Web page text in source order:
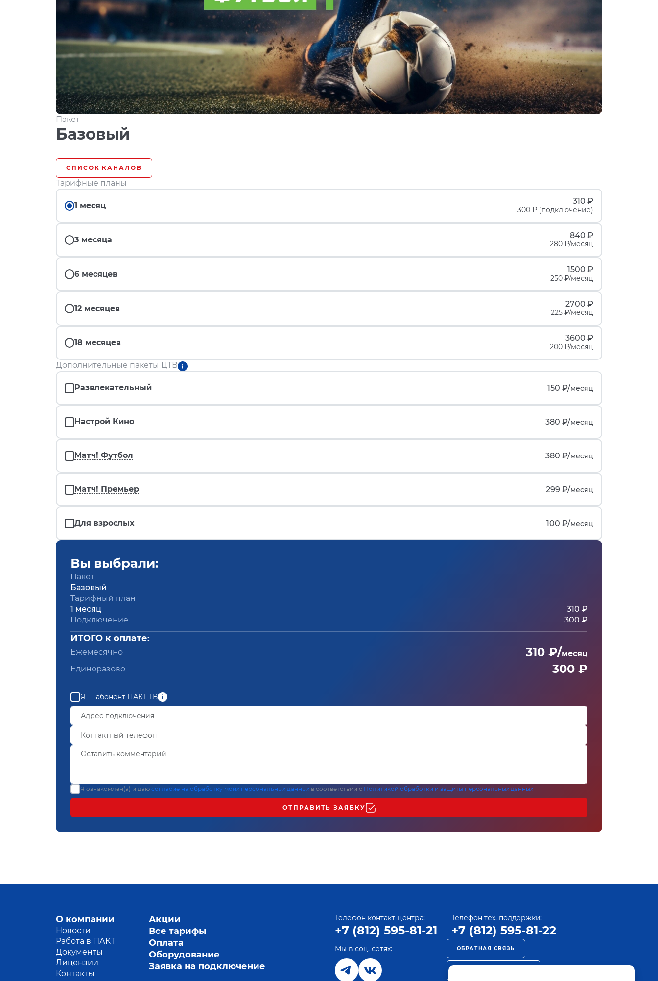
Пакет
Базовый
СПИСОК КАНАЛОВ
Тарифные планы
1 месяц 310 ₽
300 ₽ (подключение)
3 месяца 840 ₽
280 ₽/месяц
6 месяцев 1500 ₽
250 ₽/месяц
12 месяцев 2700 ₽
225 ₽/месяц
18 месяцев 3600 ₽
200 ₽/месяц
Дополнительные пакеты ЦТВ
Развлекательный 150 ₽/месяц
Настрой Кино 380 ₽/месяц
Матч! Футбол 380 ₽/месяц
Матч! Премьер 299 ₽/месяц
Для взрослых 100 ₽/месяц
Вы выбрали:
Пакет
Базовый
Тарифный план
1 месяц
310 ₽
Подключение
300 ₽
ИТОГО к оплате:
Ежемесячно 310 ₽/месяц
Единоразово
300 ₽
Я — абонент ПАКТ ТВ
Я ознакомлен(а) и даю согласие на обработку моих персональных данных в соответствии с Политикой обработки и защиты персональных данных
ОТПРАВИТЬ ЗАЯВКУ
О компании
Новости
Работа в ПАКТ
Документы
Лицензии
Контакты
Акции
Все тарифы
Оплата
Оборудование
Заявка на подключение
Телефон контакт-центра:
+7 (812) 595-81-21
Телефон тех. поддержки:
+7 (812) 595-81-22
Мы в соц. сетях: ОБРАТНАЯ СВЯЗЬ